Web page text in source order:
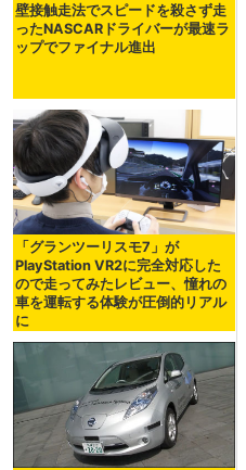
壁接触走法でスピードを殺さず走
ったNASCARドライバーが最速ラ
ップでファイナル進出
「グランツーリスモ7」が
PlayStation VR2に完全対応した
ので走ってみたレビュー、憧れの
車を運転する体験が圧倒的リアル
に